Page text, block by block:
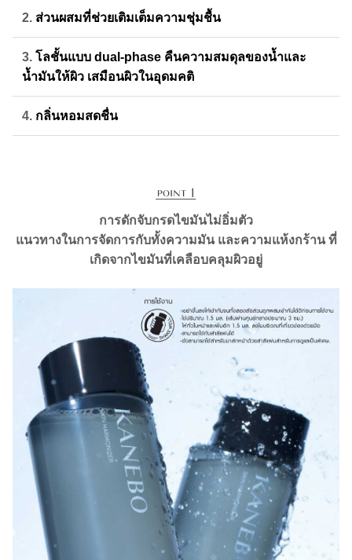
2. ส่วนผสมที่ช่วยเติมเต็มความชุ่มชื้น
3. โลชั้นแบบ dual-phase คืนความสมดุลของน้ำและ
น้ำมันให้ผิว เสมือนผิวในอุดมคติ
4. กลิ่นหอมสดชื่น
การดักจับกรดไขมันไม่อิ่มตัว
แนวทางในการจัดการกับทั้งความมัน และความแห้งกร้าน ที่
เกิดจากไขมันที่เคลือบคลุมผิวอยู่